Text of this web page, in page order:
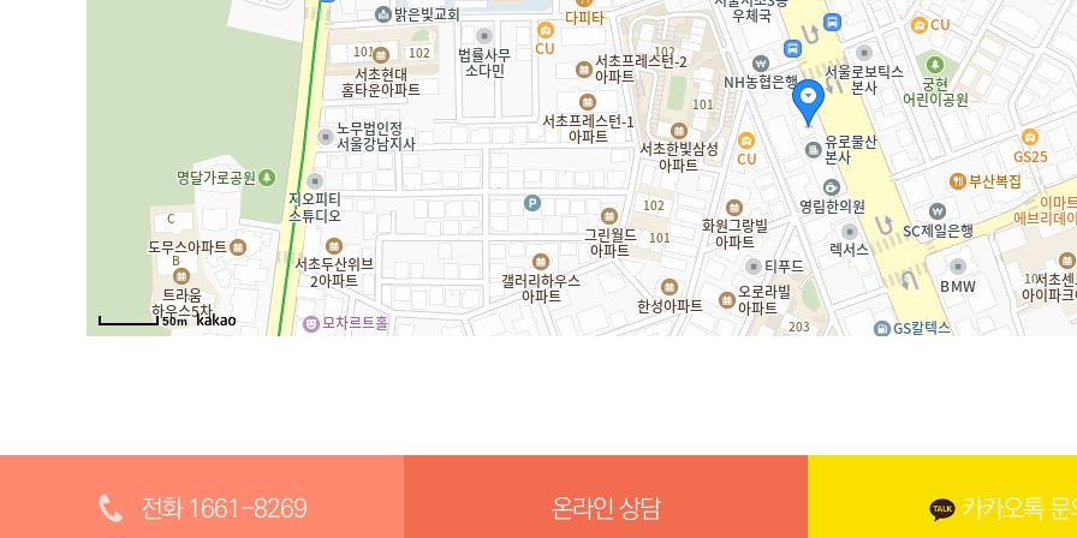
전화 1661-8269 온라인 상담 카카오톡 문